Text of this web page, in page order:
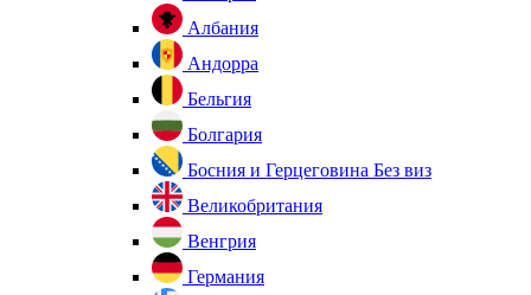
Албания
Андорра
Бельгия
Болгария
Босния и Герцеговина Без виз
Великобритания
Венгрия
Германия